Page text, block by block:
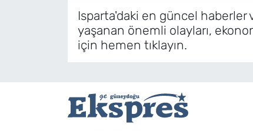
Isparta'daki en güncel haberler
yaşanan önemli olayları,
için hemen tıklayın.